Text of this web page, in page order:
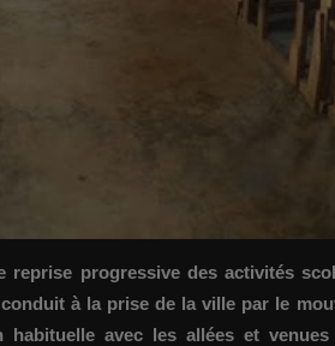
reprise progressive des activités
à la prise de la ville par le
avec les allées et